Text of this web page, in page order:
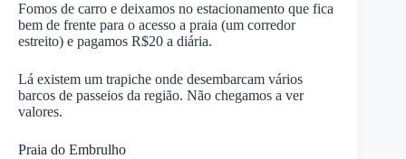
Fomos de carro e deixamos no estacionamento que fica
bem de frente para o acesso a praia (um corredor
estreito) e pagamos R$20 a diária.
Lá existem um trapiche onde desembarcam vários
barcos de passeios da região. Não chegamos a ver
valores.
Praia do Embrulho